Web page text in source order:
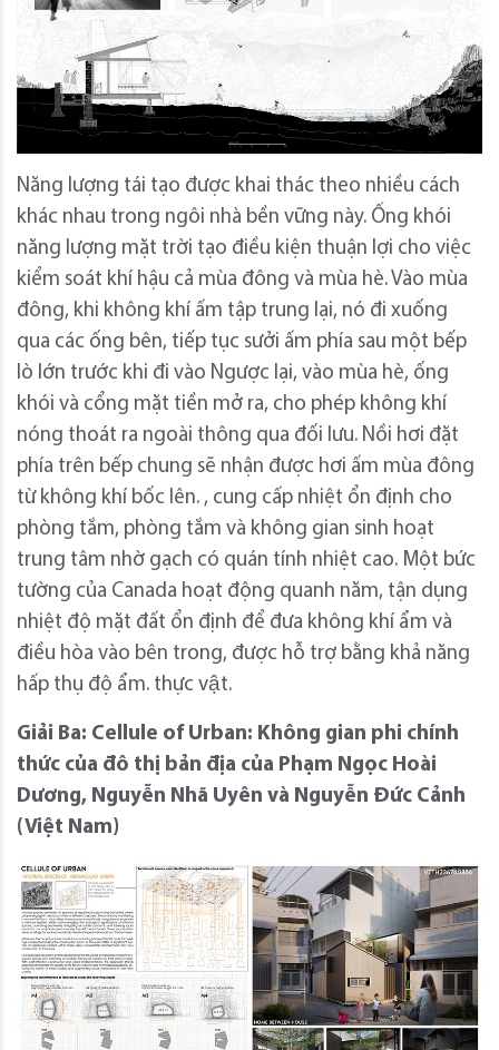
Năng lượng tái tạo được khai thác theo nhiều cách
khác nhau trong ngôi nhà bền vững này. Ống khói
năng lượng mặt trời tạo điều kiện thuận lợi cho việc
kiểm soát khí hậu cả mùa đông và mùa hè. Vào mùa
đông, khi không khí ấm tập trung lại, nó đi xuống
qua các ống bên, tiếp tục sưởi ấm phía sau một bếp
lò lớn trước khi đi vào Ngược lại, vào mùa hè, ống
khói và cổng mặt tiền mở ra, cho phép không khí
nóng thoát ra ngoài thông qua đối lưu. Nồi hơi đặt
phía trên bếp chung sẽ nhận được hơi ấm mùa đông
từ không khí bốc lên. , cung cấp nhiệt ổn định cho
phòng tắm, phòng tắm và không gian sinh hoạt
trung tâm nhờ gạch có quán tính nhiệt cao. Một bức
tường của Canada hoạt động quanh năm, tận dụng
nhiệt độ mặt đất ổn định để đưa không khí ẩm và
điều hòa vào bên trong, được hỗ trợ bằng khả năng
hấp thụ độ ẩm. thực vật.
Giải Ba: Cellule of Urban: Không gian phi chính
thức của đô thị bản địa của Phạm Ngọc Hoài
Dương, Nguyễn Nhã Uyên và Nguyễn Đức Cảnh
(Việt Nam)